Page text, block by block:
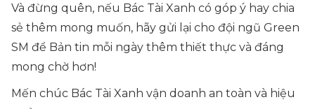
Và đừng quên, nếu Bác Tài Xanh có góp ý hay chia
sẻ thêm mong muốn, hãy gửi lại cho đội ngũ Green
SM để Bản tin mỗi ngày thêm thiết thực và đáng
mong chờ hơn!
Mến chúc Bác Tài Xanh vận doanh an toàn và hiệu